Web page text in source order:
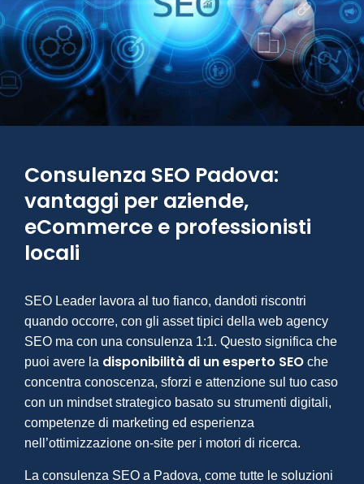
Consulenza SEO Padova:
vantaggi per aziende,
eCommerce e professionisti
locali
SEO Leader lavora al tuo fianco, dandoti riscontri
quando occorre, con gli asset tipici della web agency
SEO ma con una consulenza 1:1. Questo significa che
puoi avere la disponibilità di un esperto SEO che
concentra conoscenza, sforzi e attenzione sul tuo caso
con un mindset strategico basato su strumenti digitali,
competenze di marketing ed esperienza
nell’ottimizzazione on-site per i motori di ricerca.
La consulenza SEO a Padova, come tutte le soluzioni